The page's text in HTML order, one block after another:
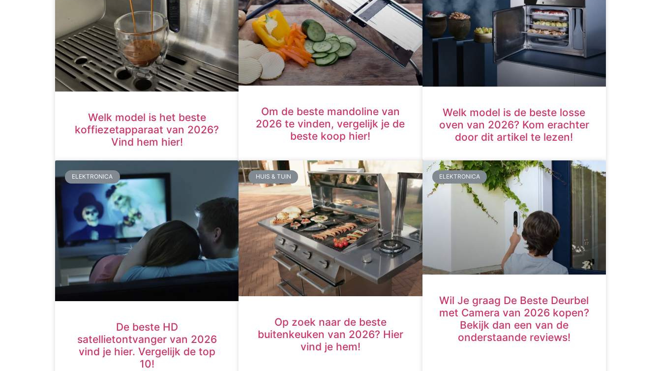
Welk model is het beste
koffiezetapparaat van 2026?
Vind hem hier!
Om de beste mandoline van
2026 te vinden, vergelijk je de
beste koop hier!
Welk model is de beste losse
oven van 2026? Kom erachter
door dit artikel te lezen!
ELEKTRONICA
De beste HD
satellietontvanger van 2026
vind je hier. Vergelijk de top
10!
HUIS & TUIN
Op zoek naar de beste
buitenkeuken van 2026? Hier
vind je hem!
ELEKTRONICA
Wil Je graag De Beste Deurbel
met Camera van 2026 kopen?
Bekijk dan een van de
onderstaande reviews!